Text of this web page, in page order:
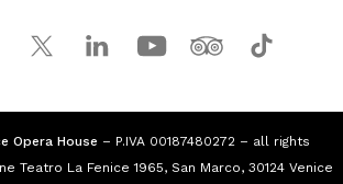
Opera House – P.IVA 00187480272 – all rights
Teatro La Fenice 1965, San Marco, 30124 Venice